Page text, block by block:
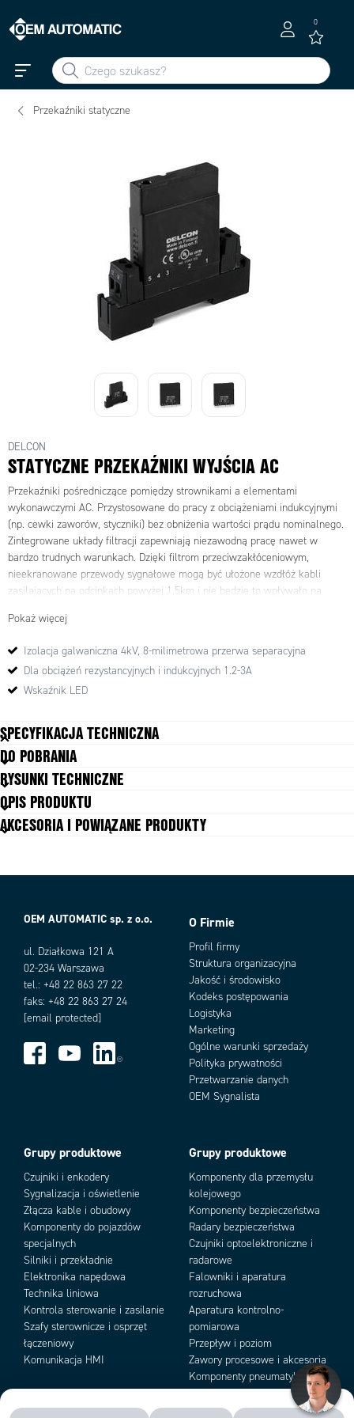
0
Przekaźniki statyczne
DELCON
STATYCZNE PRZEKAŹNIKI WYJŚCIA AC
Przekaźniki pośredniczące pomiędzy strownikami a elementami
wykonawczymi AC. Przystosowane do pracy z obciążeniami indukcyjnymi
(np. cewki zaworów, styczniki) bez obniżenia wartości prądu nominalnego.
Zintegrowane układy filtracji zapewniają niezawodną pracę nawet w
bardzo trudnych warunkach. Dzięki filtrom przeciwzakłóceniowym,
nieekranowane przewody sygnałowe mogą być ułożone wzdłóż kabli
zasilających na odcinkach powyżej 1,5km i nie będzie to wpływało na
mechanicznych co znacząco wpływa na ich niezawodność. Wersje SLOP są
których ze względu na budowę, występuje prąd upływu. Przekaźniki SLOP
nie reagują na prąd upływu do 3,0mA. Sterowanie nawrotne silnikami AC
można zrealizować stosując przekaźnik SLO24TRA. Przekaźnik ten
Pokaż więcej
Izolacja galwaniczna 4kV, 8-milimetrowa przerwa separacyjna
Dla obciążeń rezystancyjnych i indukcyjnych 1.2-3A
Wskaźnik LED
SPECYFIKACJA TECHNICZNA
Czas odpowiedzi
Czas załączenia
Dopuszczenia CE, UL
Masa 40 g
Max. temperatura pracy
Min. temperatura pracy -10 °C
Min. temperatura składowania -40 °C
Napięcie obciążenia AC (max)
Napięcie odłączenia
Napięcie przełączania 2,7 V
Napięcie wejściowe nominalne
Pobór mocy 15 mA
17 mA
Szerokość
DO POBRANIA
RYSUNKI TECHNICZNE
OPIS PRODUKTU
AKCESORIA I POWIĄZANE PRODUKTY
Add as new cart row
OEM AUTOMATIC sp. z o.o.
ul. Działkowa 121 A
02-234 Warszawa
tel.: +48 22 863 27 22
faks: +48 22 863 27 24
[email protected]
O Firmie
Profil firmy
Struktura organizacyjna
Jakość i środowisko
Kodeks postępowania
Logistyka
Marketing
Ogólne warunki sprzedaży
Polityka prywatności
Przetwarzanie danych
OEM Sygnalista
Grupy produktowe
Czujniki i enkodery
Sygnalizacja i oświetlenie
Złącza kable i obudowy
Komponenty do pojazdów
specjalnych
Silniki i przekładnie
Elektronika napędowa
Technika liniowa
Kontrola sterowanie i zasilanie
Szafy sterownicze i osprzęt
łączeniowy
Komunikacja HMI
Grupy produktowe
Komponenty dla przemysłu
kolejowego
Komponenty bezpieczeństwa
Radary bezpieczeństwa
Czujniki optoelektroniczne i
radarowe
Falowniki i aparatura
rozruchowa
Aparatura kontrolno-
pomiarowa
Przepływ i poziom
Zawory procesowe i akcesoria
Komponenty pneumatyki i
podciśnienia